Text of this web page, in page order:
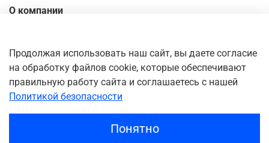
О компании
Доставка
Оплата
Личный кабинет
Продолжая использовать наш сайт, вы даете согласие
на обработку файлов cookie, которые обеспечивают
правильную работу сайта и соглашаетесь с нашей
Политикой безопасности
Понятно